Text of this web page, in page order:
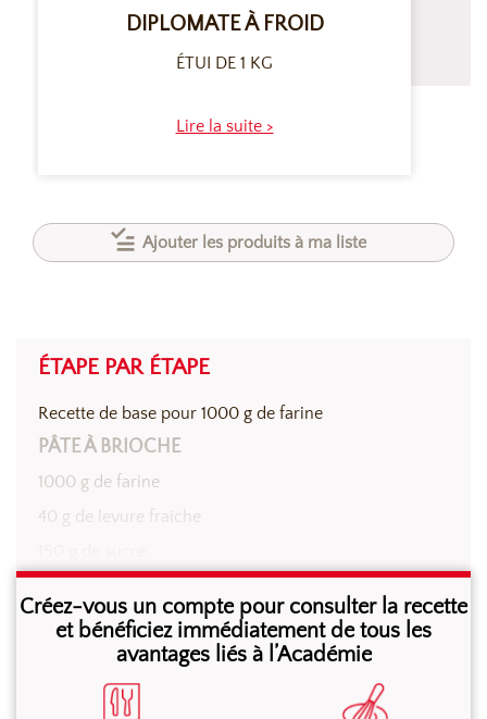
DIPLOMATE À FROID
ÉTUI DE 1 KG
Lire la suite >
Ajouter les produits à ma liste
ÉTAPE PAR ÉTAPE
Recette de base pour 1000 g de farine
PÂTE À BRIOCHE
1000 g de farine
40 g de levure fraîche
350 g d’œufs
250 g de lait environ
500 g de beurre tempéré
Créez-vous un compte pour consulter la recette
et bénéficiez immédiatement de tous les
avantages liés à l’Académie